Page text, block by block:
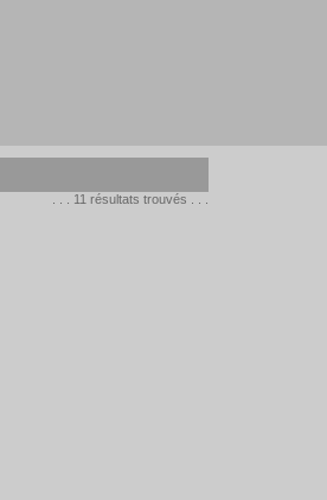
. . . 11 résultats trouvés . . .